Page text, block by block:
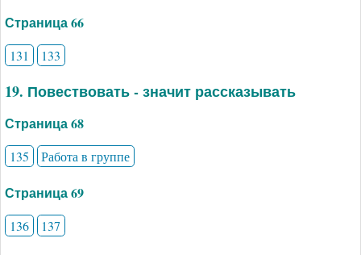
Страница 66
131 133
19. Повествовать - значит рассказывать
Страница 68
135 Работа в группе
Страница 69
136 137